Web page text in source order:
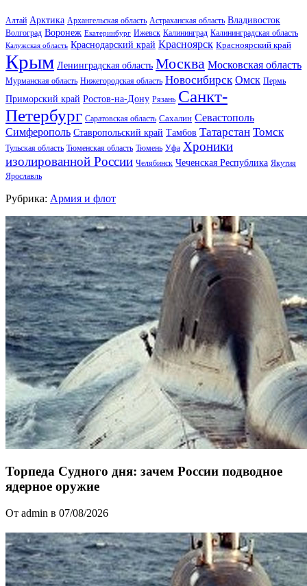
Алтай Арктика Архангельская область Астраханская область Владивосток
Волгоград Воронеж Екатеринбург Ижевск Калининград Калининградская область
Калужская область Краснодарский край Красноярск Красноярский край
Крым Ленинградская область Москва Московская область
Мурманская область Нижегородская область Новосибирск Омск Пермь
Приморский край Ростов-на-Дону Рязань Санкт-
Петербург Саратовская область Сахалин Севастополь
Симферополь Ставропольский край Тамбов Татарстан Томск
Тульская область Тюменская область Тюмень Уфа Хроники
изолированной России Челябинск Чеченская Республика Якутия
Ярославль
Рубрика: Армия и флот
Торпеда Судного дня: зачем России подводное
ядерное оружие
От admin в 07/08/2026